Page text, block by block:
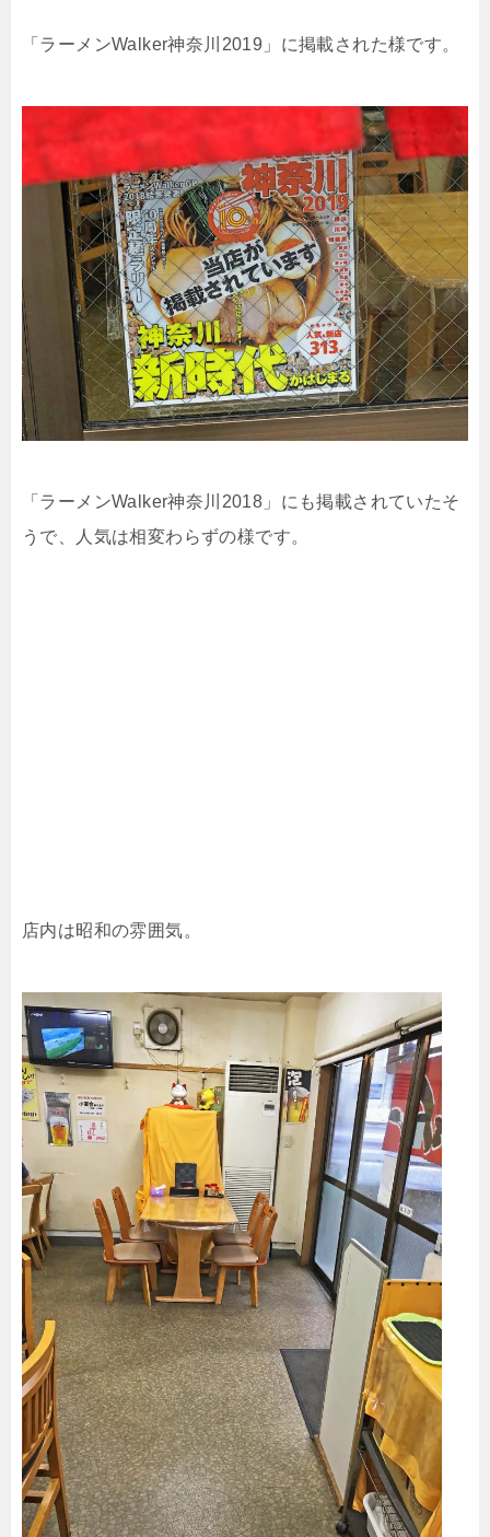
「ラーメンWalker神奈川2019」に掲載された様です。
「ラーメンWalker神奈川2018」にも掲載されていたそ
うで、人気は相変わらずの様です。
店内は昭和の雰囲気。